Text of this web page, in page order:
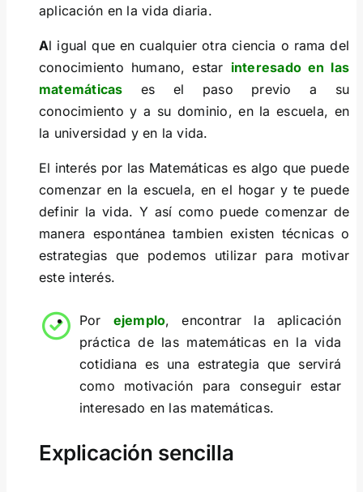
aplicación en la vida diaria.
Al igual que en cualquier otra ciencia o rama del
conocimiento humano, estar interesado en las
matemáticas es el paso previo a su
conocimiento y a su dominio, en la escuela, en
la universidad y en la vida.
El interés por las Matemáticas es algo que puede
comenzar en la escuela, en el hogar y te puede
definir la vida. Y así como puede comenzar de
manera espontánea tambien existen técnicas o
estrategias que podemos utilizar para motivar
este interés.
Por ejemplo, encontrar la aplicación
práctica de las matemáticas en la vida
cotidiana es una estrategia que servirá
como motivación para conseguir estar
interesado en las matemáticas.
Explicación sencilla